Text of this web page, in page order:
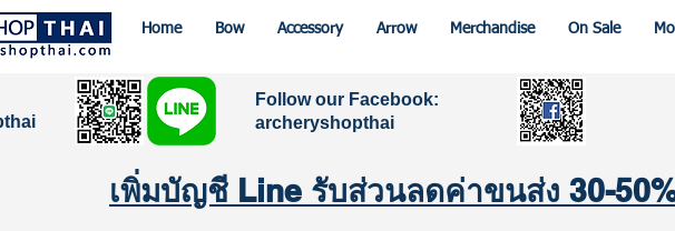
Home Bow Accessory Arrow Merchandise On Sale
Follow our Facebook:
archeryshopthai
เพิ่มบัญชี Line รับส่วนลดค่าขนส่ง 30-